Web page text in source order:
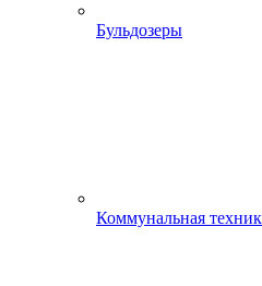
Бульдозеры
Коммунальная